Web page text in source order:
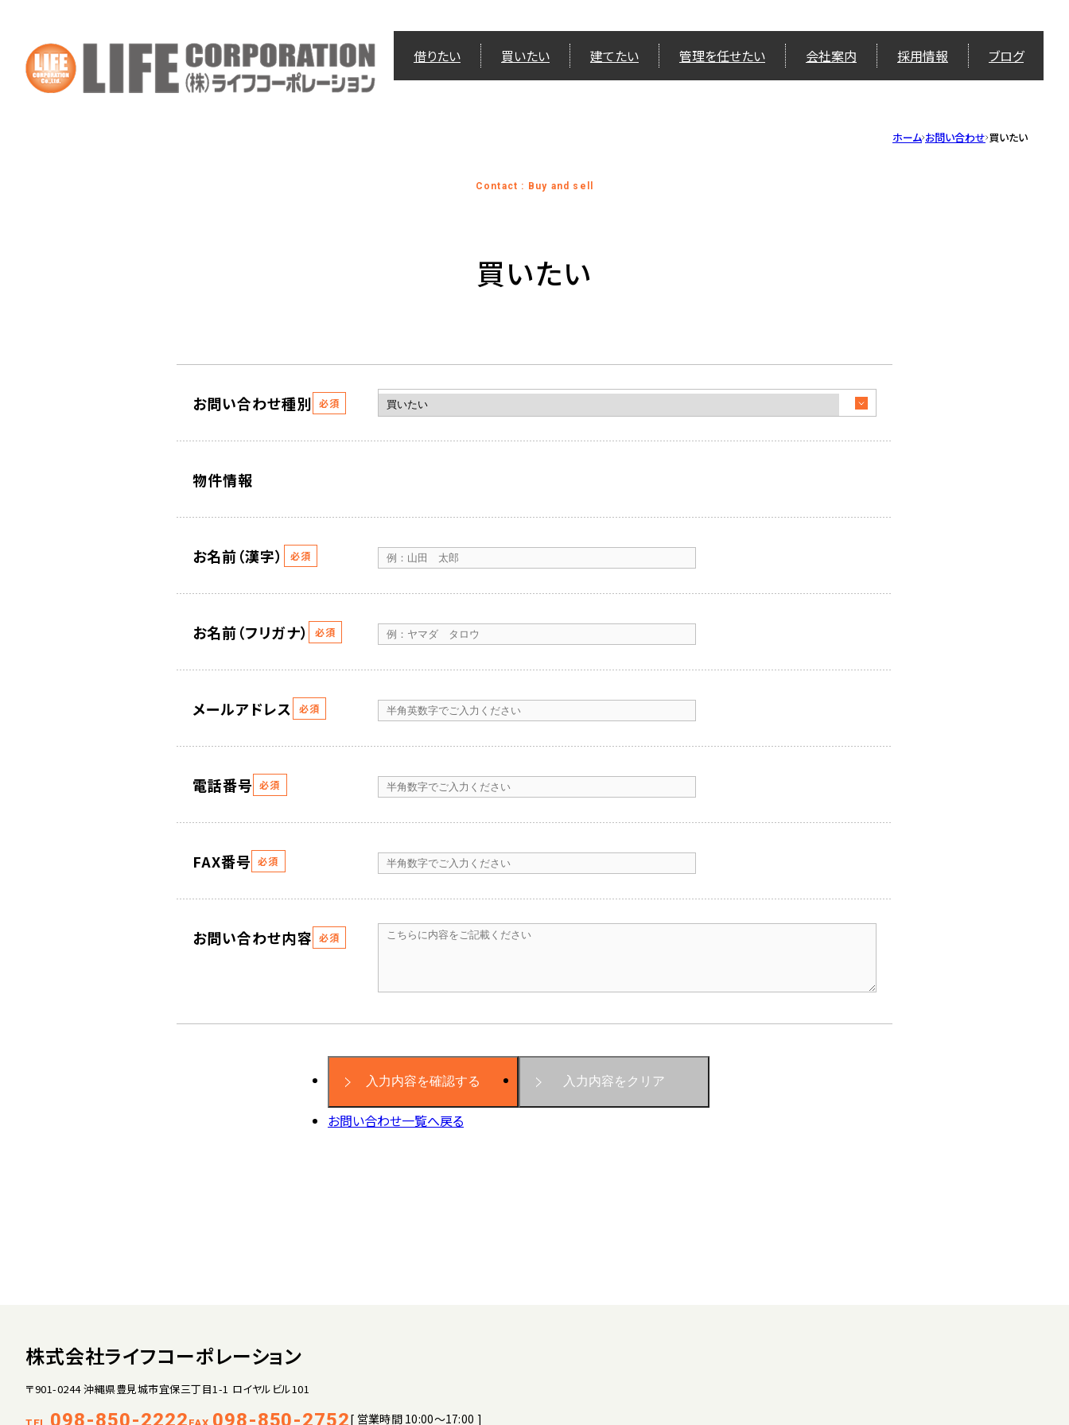
借りたい 買いたい 建てたい 管理を任せたい 会社案内 採用情報 ブログ
ホーム お問い合わせ 買いたい
Contact : Buy and sell
買いたい
お問い合わせ種別 必須
物件情報
お名前（漢字） 必須
お名前（フリガナ） 必須
メールアドレス 必須
電話番号 必須
FAX番号 必須
お問い合わせ内容 必須
お問い合わせ一覧へ戻る
株式会社ライフコーポレーション
〒901-0244 沖縄県豊見城市宜保三丁目1-1 ロイヤルビル101
098-850-2222 098-850-2752[ 営業時間 10:00～17:00 ]